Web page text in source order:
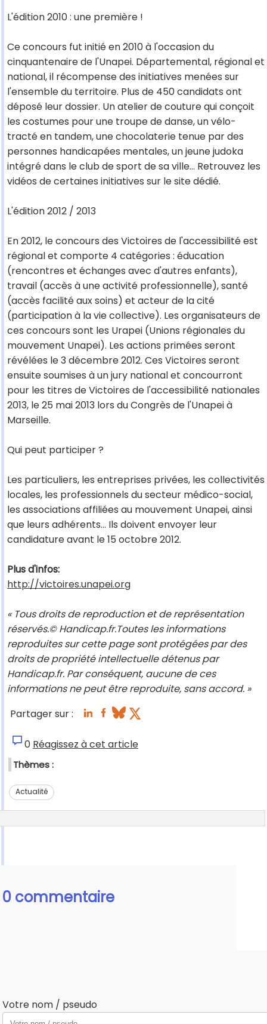
L'édition 2010 : une première !
Ce concours fut initié en 2010 à l'occasion du
cinquantenaire de l'Unapei. Départemental, régional et
national, il récompense des initiatives menées sur
l'ensemble du territoire. Plus de 450 candidats ont
déposé leur dossier. Un atelier de couture qui conçoit
les costumes pour une troupe de danse, un vélo-
tracté en tandem, une chocolaterie tenue par des
personnes handicapées mentales, un jeune judoka
intégré dans le club de sport de sa ville... Retrouvez les
vidéos de certaines initiatives sur le site dédié.
L'édition 2012 / 2013
En 2012, le concours des Victoires de l'accessibilité est
régional et comporte 4 catégories : éducation
(rencontres et échanges avec d'autres enfants),
travail (accès à une activité professionnelle), santé
(accès facilité aux soins) et acteur de la cité
(participation à la vie collective). Les organisateurs de
ces concours sont les Urapei (Unions régionales du
mouvement Unapei). Les actions primées seront
révélées le 3 décembre 2012. Ces Victoires seront
ensuite soumises à un jury national et concourront
pour les titres de Victoires de l'accessibilité nationales
2013, le 25 mai 2013 lors du Congrès de l'Unapei à
Marseille.
Qui peut participer ?
Les particuliers, les entreprises privées, les collectivités
locales, les professionnels du secteur médico-social,
les associations affiliées au mouvement Unapei, ainsi
que leurs adhérents... Ils doivent envoyer leur
candidature avant le 15 octobre 2012.
Plus d'infos:
http://victoires.unapei.org
« Tous droits de reproduction et de représentation
réservés.© Handicap.fr.Toutes les informations
reproduites sur cette page sont protégées par des
droits de propriété intellectuelle détenus par
Handicap.fr. Par conséquent, aucune de ces
informations ne peut être reproduite, sans accord. »
Partager sur :
0 Réagissez à cet article
Thèmes :
Actualité
0 commentaire
Votre nom / pseudo